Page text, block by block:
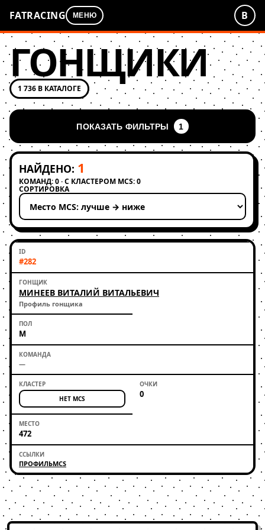
FATRACING МЕНЮ В
ГОНЩИКИ
1 736 В КАТАЛОГЕ
ПОКАЗАТЬ ФИЛЬТРЫ 1
НАЙДЕНО: 1
КОМАНД: 0 · С КЛАСТЕРОМ MCS: 0
СОРТИРОВКА
Применить сортировку
#282
МИНЕЕВ ВИТАЛИЙ ВИТАЛЬЕВИЧ
Профиль гонщика
М
—
НЕТ MCS 0
472
ПРОФИЛЬMCS